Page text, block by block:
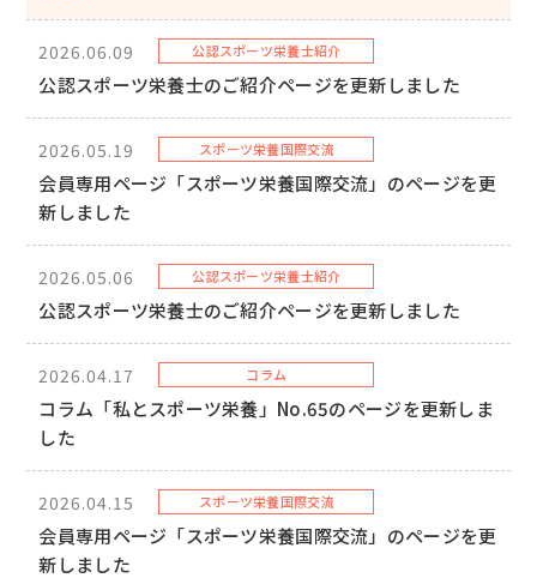
2026.06.09 公認スポーツ栄養士紹介
公認スポーツ栄養士のご紹介ページを更新しました
2026.05.19 スポーツ栄養国際交流
会員専用ページ「スポーツ栄養国際交流」のページを更
新しました
2026.05.06 公認スポーツ栄養士紹介
公認スポーツ栄養士のご紹介ページを更新しました
2026.04.17 コラム
コラム「私とスポーツ栄養」No.65のページを更新しま
した
2026.04.15 スポーツ栄養国際交流
会員専用ページ「スポーツ栄養国際交流」のページを更
新しました